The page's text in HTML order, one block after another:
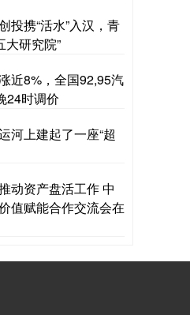
投携“活水”入汉，青
大研究院”
近8%，全国92,95汽
24时调价
河上建起了一座“超
动资产盘活工作 中
值赋能合作交流会在